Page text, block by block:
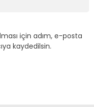
için adım, e-posta
kaydedilsin.